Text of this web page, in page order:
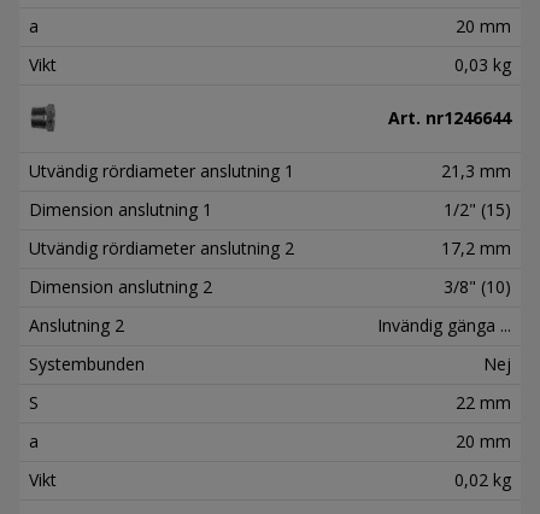
a
20 mm
Vikt
0,03 kg
Art. nr1246644
Utvändig rördiameter anslutning 1
21,3 mm
Dimension anslutning 1
1/2" (15)
Utvändig rördiameter anslutning 2
17,2 mm
Dimension anslutning 2
3/8" (10)
Anslutning 2
Invändig gänga ...
Systembunden
Nej
S
22 mm
a
20 mm
Vikt
0,02 kg